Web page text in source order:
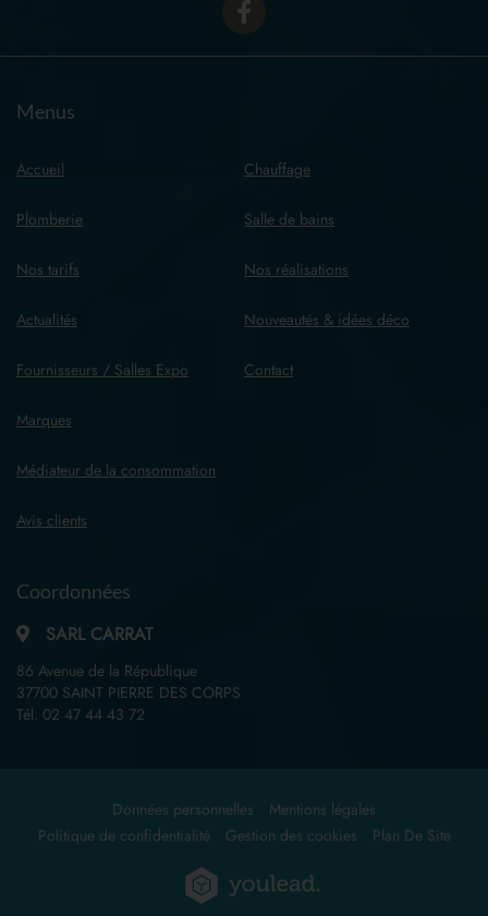
Menus
Accueil Chauffage
Plomberie Salle de bains
Nos tarifs Nos réalisations
Actualités Nouveautés & idées déco
Fournisseurs / Salles Expo
Marques
Médiateur de la consommation
Contact
Avis clients
Coordonnées
SARL CARRAT
86 Avenue de la République
37700 SAINT PIERRE DES CORPS
Tél. 02 47 44 43 72
Données personnelles
Mentions légales
Politique de confidentialité
Gestion des cookies Plan De Site